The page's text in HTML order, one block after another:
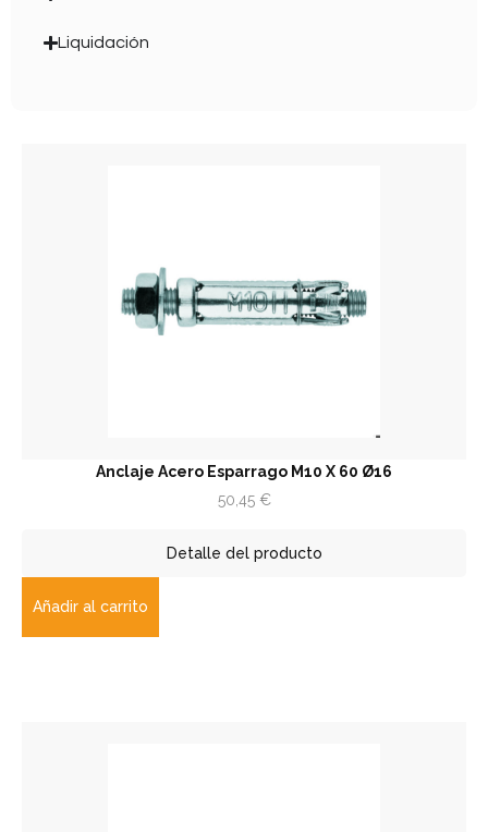
Liquidación
Anclaje Acero Esparrago M10 X 60 Ø16
50,45 €
Detalle del producto
Añadir al carrito